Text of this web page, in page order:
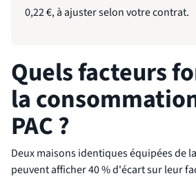
0,22 €, à ajuster selon votre contrat.
Quels facteurs
la
PAC ?
Deux maisons identiques équipées de
peuvent afficher 40 % d'écart sur leur